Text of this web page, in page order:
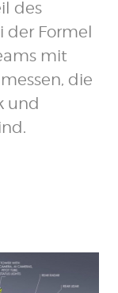
des
der Formel
mit
die
und